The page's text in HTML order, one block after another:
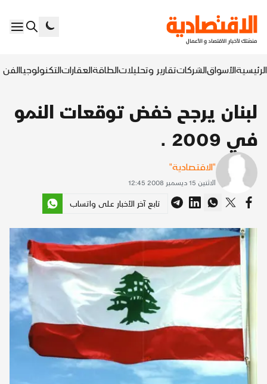
الرئيسيةالأسواقالشركاتتقارير وتحليلاتالطاقةالعقاراتالتكنولوجياالفن
لبنان يرجح خفض توقعات النمو
في 2009 .
"الاقتصادية"
الاثنين 15 ديسمبر 2008 12:45
تابع آخر الأخبار على واتساب